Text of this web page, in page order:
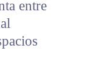
entre